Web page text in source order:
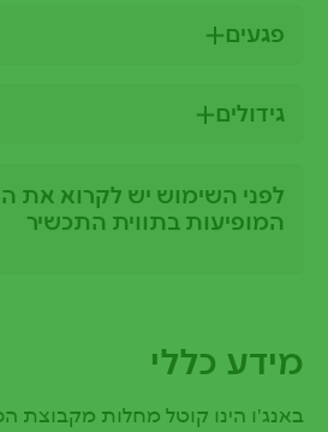
מידע כללי
באנג'ו הינו קוטל מחלות מקבוצת
פגעים
גידולים
לפני השימוש יש לקרוא את
המופיעות בתווית התכשיר